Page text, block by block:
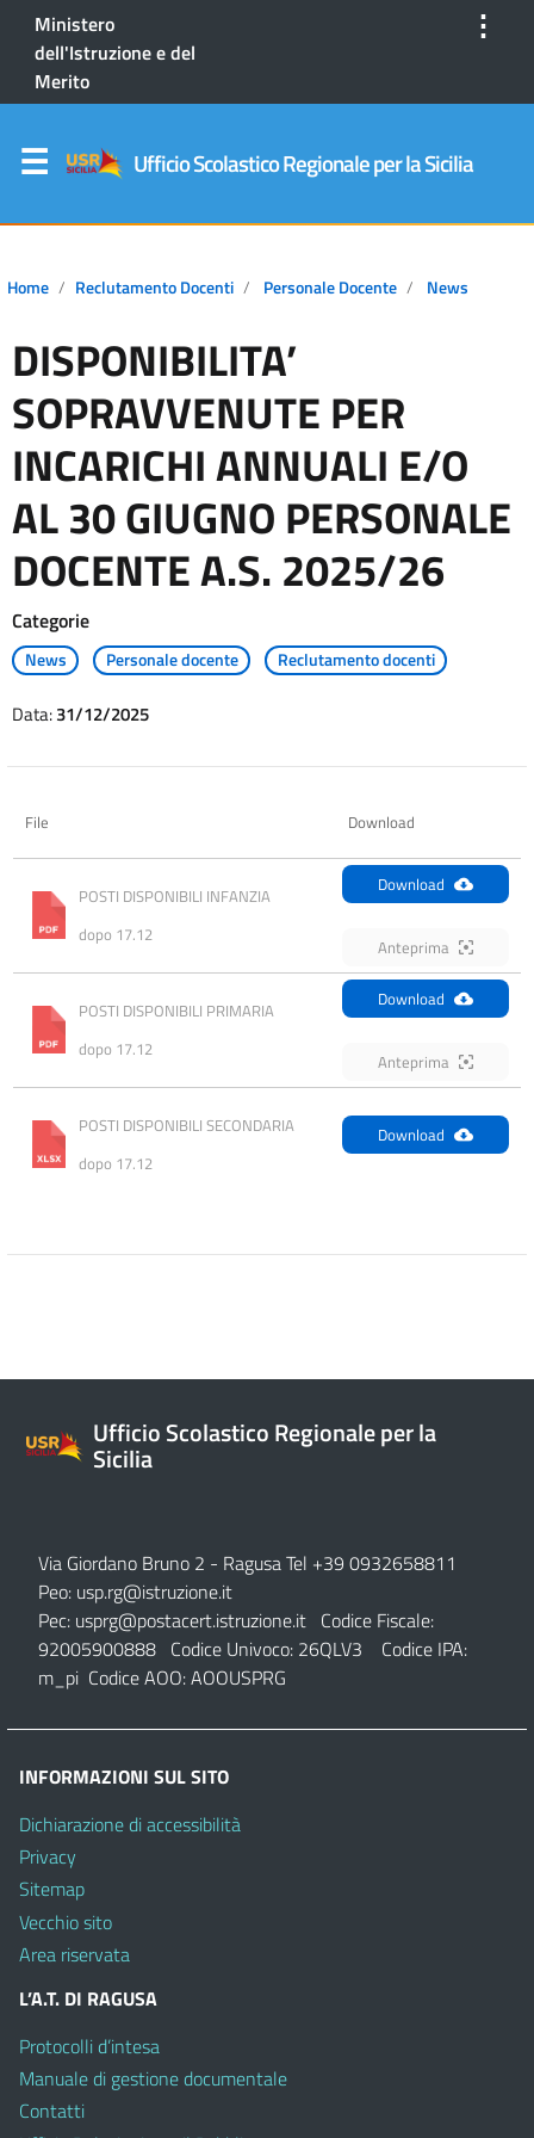
Ministero
dell'Istruzione e del
Merito
⋮
Ufficio Scolastico Regionale per la Sicilia
Home Reclutamento Docenti Personale Docente News
DISPONIBILITA’
SOPRAVVENUTE PER
INCARICHI ANNUALI E/O
AL 30 GIUGNO PERSONALE
DOCENTE A.S. 2025/26
Categorie
News Personale docente Reclutamento docenti
Data:31/12/2025
File Download
POSTI DISPONIBILI INFANZIA
dopo 17.12
Download
Anteprima
POSTI DISPONIBILI PRIMARIA
dopo 17.12
Download
Anteprima
POSTI DISPONIBILI SECONDARIA
dopo 17.12
Download
Ufficio Scolastico Regionale per la
Sicilia
Via Giordano Bruno 2 - Ragusa Tel +39 0932658811
Peo: usp.rg@istruzione.it
Pec: usprg@postacert.istruzione.it Codice Fiscale:
92005900888 Codice Univoco: 26QLV3 Codice IPA:
m_pi Codice AOO: AOOUSPRG
INFORMAZIONI SUL SITO
Dichiarazione di accessibilità
Privacy
Sitemap
Vecchio sito
Area riservata
L’A.T. DI RAGUSA
Protocolli d’intesa
Manuale di gestione documentale
Contatti